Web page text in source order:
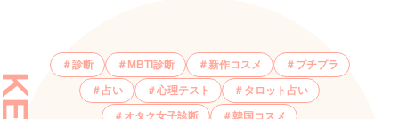
診断 MBTI診断 新作コスメ プチプラ
占い 心理テスト タロット占い